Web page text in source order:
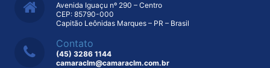
Avenida Iguaçu nº 290 – Centro
CEP: 85790-000
Capitão Leônidas Marques – PR – Brasil
Contato
(45) 3286 1144
camaraclm@camaraclm.com.br